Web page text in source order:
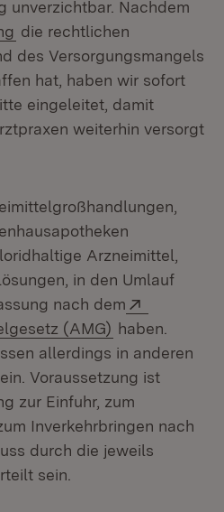
unverzichtbar. Nachdem
(Öffnet in neuem Fenster)
die rechtlichen
des Versorgungsmangels
hat, haben wir sofort
eingeleitet, damit
weiterhin versorgt
Arzneimittel,
in den Umlauf
nach dem
(AMG) (Öffnet in
haben.
allerdings in anderen
Voraussetzung ist
zur Einfuhr, zum
Inverkehrbringen nach
durch die jeweils
sein.